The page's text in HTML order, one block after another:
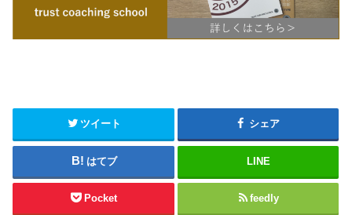
ツイート シェア
はてブ LINE
Pocket feedly